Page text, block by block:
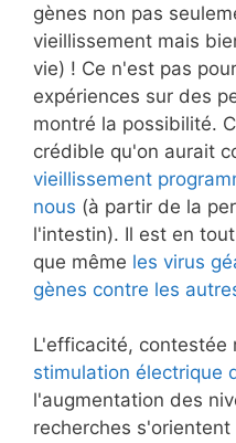
gènes non pas
vieillissement mais
vie) ! Ce n'est pas
expériences sur des
montré la possibilité.
crédible qu'on aurait
vieillissement
nous (à partir de la
l'intestin). Il est en
que même les virus
gènes contre les
L'efficacité, contestée
stimulation électrique
l'augmentation des
recherches